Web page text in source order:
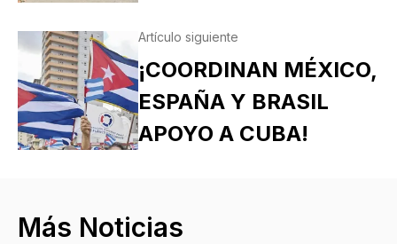
Artículo siguiente
¡COORDINAN MÉXICO,
ESPAÑA Y BRASIL
APOYO A CUBA!
Más Noticias